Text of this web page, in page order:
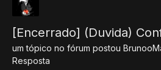
[Encerrado] (Duvida)
um tópico no fórum postou
Resposta